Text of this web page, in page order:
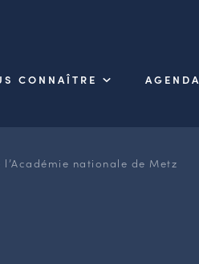
CONNAÎTRE AGENDA
nationale de Metz